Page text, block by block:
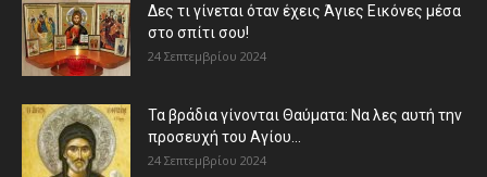
Δες τι γίνεται όταν έχεις Άγιες Εικόνες μέσα
στο σπίτι σου!
24 Σεπτεμβρίου 2024
Τα βράδια γίνονται Θαύματα: Να λες αυτή την
προσευχή του Αγίου...
24 Σεπτεμβρίου 2024